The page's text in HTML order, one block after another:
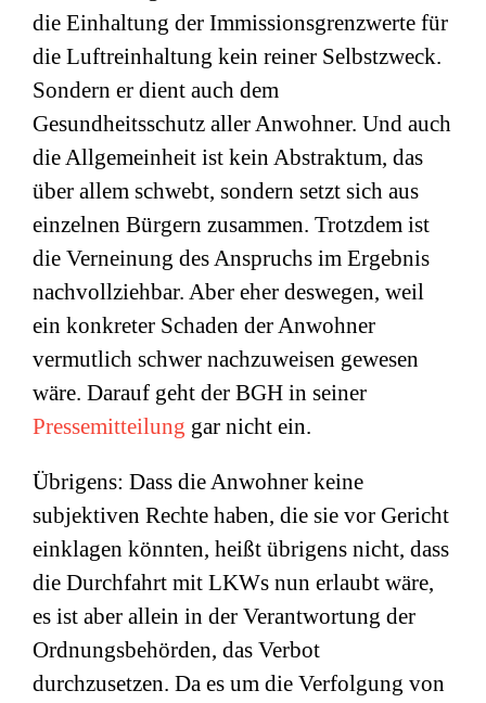
die Einhaltung der Immissionsgrenzwerte für
die Luftreinhaltung kein reiner Selbstzweck.
Sondern er dient auch dem
Gesundheitsschutz aller Anwohner. Und auch
die Allgemeinheit ist kein Abstraktum, das
über allem schwebt, sondern setzt sich aus
einzelnen Bürgern zusammen. Trotzdem ist
die Verneinung des Anspruchs im Ergebnis
nachvollziehbar. Aber eher deswegen, weil
ein konkreter Schaden der Anwohner
vermutlich schwer nachzuweisen gewesen
wäre. Darauf geht der BGH in seiner
Pressemitteilung gar nicht ein.
Übrigens: Dass die Anwohner keine
subjektiven Rechte haben, die sie vor Gericht
einklagen könnten, heißt übrigens nicht, dass
die Durchfahrt mit LKWs nun erlaubt wäre,
es ist aber allein in der Verantwortung der
Ordnungsbehörden, das Verbot
durchzusetzen. Da es um die Verfolgung von